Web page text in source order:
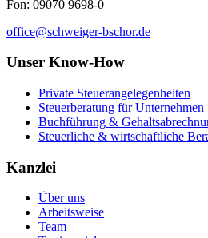
Fon: 09070 9698-0
office@schweiger-bschor.de
Unser Know-How
Private Steuerangelegenheiten
Steuerberatung für Unternehmen
Buchführung &
Steuerliche & wirtschaftliche
Kanzlei
Über uns
Arbeitsweise
Team